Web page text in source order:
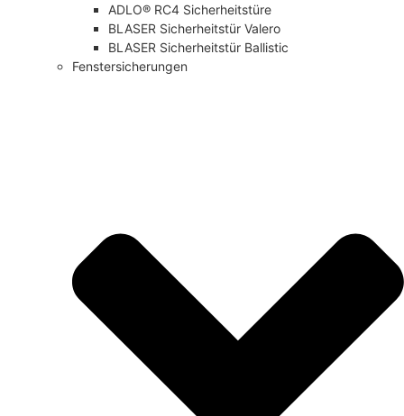
ADLO® RC4 Sicherheitstüre
BLASER Sicherheitstür Valero
BLASER Sicherheitstür Ballistic
Fenstersicherungen